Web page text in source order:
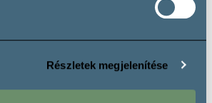
Részletek megjelenítése
More wineries